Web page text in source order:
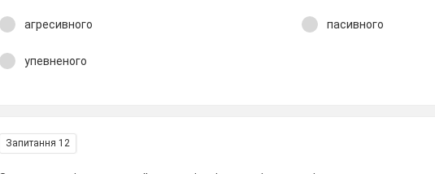
агресивного пасивного
упевненого
Запитання 12